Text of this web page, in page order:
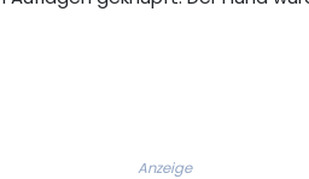
Anzeige